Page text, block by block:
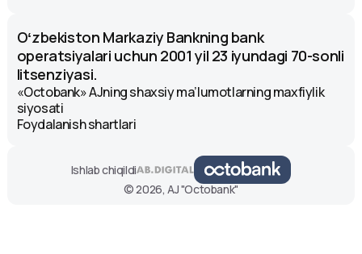
Oʻzbekiston Markaziy Bankning bank
operatsiyalari uchun 2001 yil 23 iyundagi 70-sonli
litsenziyasi.
«Octobank» AJning shaxsiy ma’lumotlarning maxfiylik
siyosati
Foydalanish shartlari
Ishlab chiqildi
© 2026, AJ "Octobank"